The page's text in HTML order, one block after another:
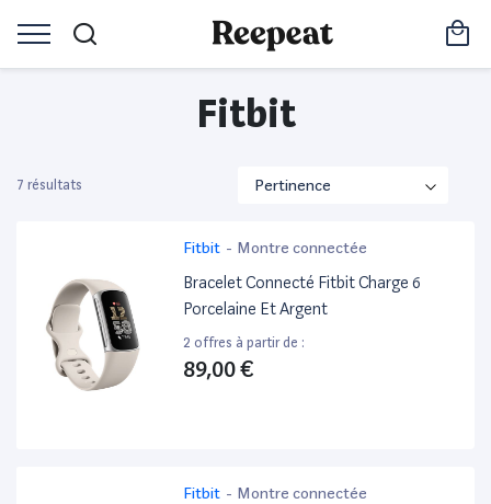
Fitbit
7 résultats
Fitbit - Montre connectée
Bracelet Connecté Fitbit Charge 6
Porcelaine Et Argent
2 offres à partir de :
89,00 €
Fitbit - Montre connectée